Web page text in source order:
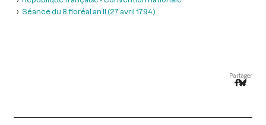
Séance du 8 floréal an II (27 avril 1794 )
Partager